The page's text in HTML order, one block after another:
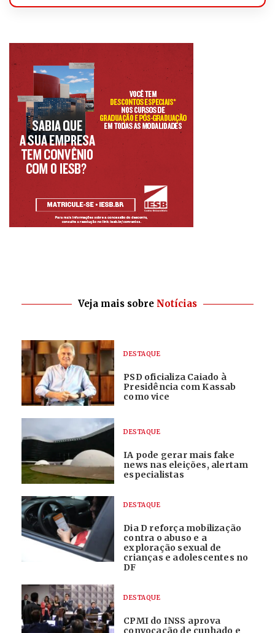
Veja mais sobre Notícias
DESTAQUE
PSD oficializa Caiado à
Presidência com Kassab
como vice
DESTAQUE
IA pode gerar mais fake
news nas eleições, alertam
especialistas
DESTAQUE
Dia D reforça mobilização
contra o abuso e a
exploração sexual de
crianças e adolescentes no
DF
DESTAQUE
CPMI do INSS aprova